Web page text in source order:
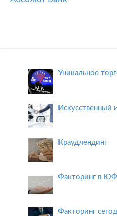
Уникальное
Искусственный
Краудлендинг
Факторинг в
Факторинг